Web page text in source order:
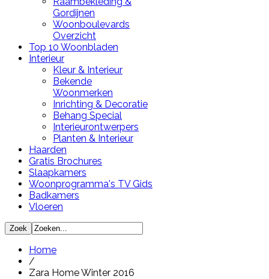
Gordijnen
Woonboulevards
Overzicht
Top 10 Woonbladen
Interieur
Kleur & Interieur
Bekende
Woonmerken
Inrichting & Decoratie
Behang Special
Interieurontwerpers
Planten & Interieur
Haarden
Gratis Brochures
Slaapkamers
Woonprogramma's TV Gids
Badkamers
Vloeren
Home
/
Zara Home Winter 2016